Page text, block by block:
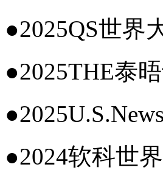
●2025QS世界
●2025THE泰
●2024软科世